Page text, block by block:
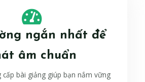
ngắn nhất để
âm chuẩn
cấp bài giảng giúp bạn nắm vững